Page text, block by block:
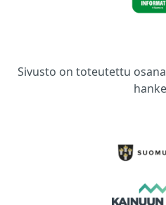
Sivusto on toteutettu